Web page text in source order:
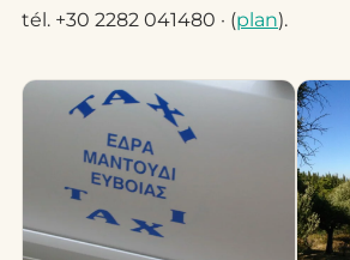
tél. +30 2282 041480 · (plan).